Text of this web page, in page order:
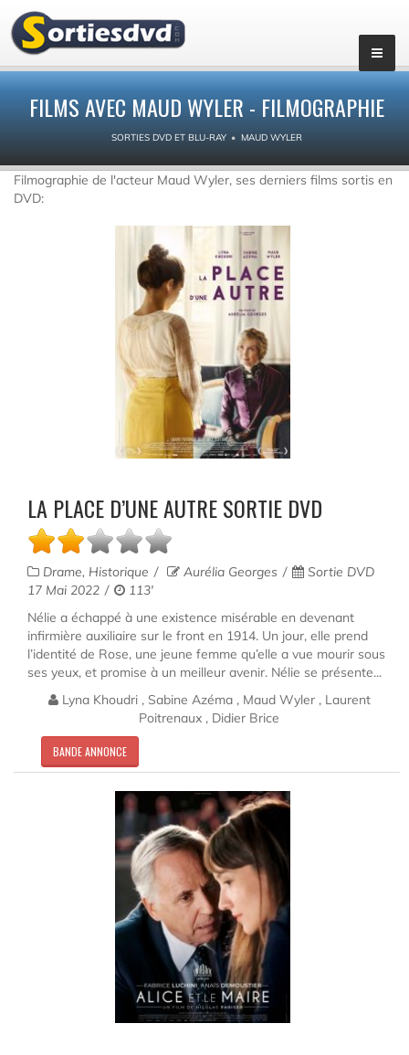
FILMS AVEC MAUD WYLER - FILMOGRAPHIE
SORTIES DVD ET BLU-RAY MAUD WYLER
Filmographie de l'acteur Maud Wyler, ses derniers films sortis en
DVD:
LA PLACE D’UNE AUTRE SORTIE DVD
Drame, Historique Aurélia Georges
Sortie DVD
17 Mai 2022
113'
Nélie a échappé à une existence misérable en devenant
infirmière auxiliaire sur le front en 1914. Un jour, elle prend
l’identité de Rose, une jeune femme qu’elle a vue mourir sous
ses yeux, et promise à un meilleur avenir. Nélie se présente...
Lyna Khoudri , Sabine Azéma , Maud Wyler , Laurent
Poitrenaux , Didier Brice
BANDE ANNONCE